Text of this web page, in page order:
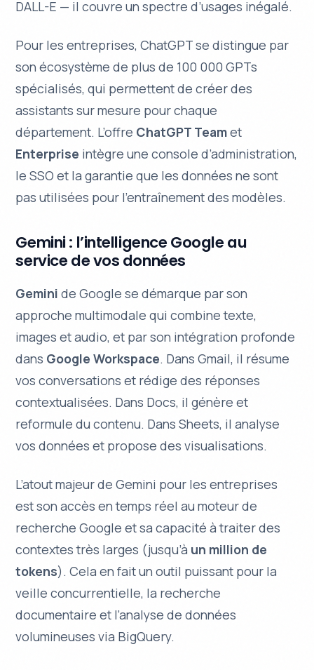
DALL-E — il couvre un spectre d’usages inégalé.
Pour les entreprises, ChatGPT se distingue par
son écosystème de plus de 100 000 GPTs
spécialisés, qui permettent de créer des
assistants sur mesure pour chaque
département. L’offre ChatGPT Teamet
Enterprise intègre une console d’administration,
le SSO et la garantie que les données ne sont
pas utilisées pour l’entraînement des modèles.
Gemini : l’intelligence Google au
service de vos données
Gemini de Google se démarque par son
approche multimodale qui combine texte,
images et audio, et par son intégration profonde
dans Google Workspace. DansGmail, il résume
vos conversations et rédige des réponses
contextualisées. Dans Docs, il génère et
reformule du contenu. DansSheets, il analyse
vos données et propose des visualisations.
L’atout majeur de Gemini pour les entreprises
est son accès en temps réel au moteur de
recherche Google et sa capacité à traiter des
contextes très larges (jusqu’à un million de
tokens). Cela en fait un outil puissant pour la
veille concurrentielle, la recherche
documentaire et l’analyse de données
volumineuses via BigQuery.